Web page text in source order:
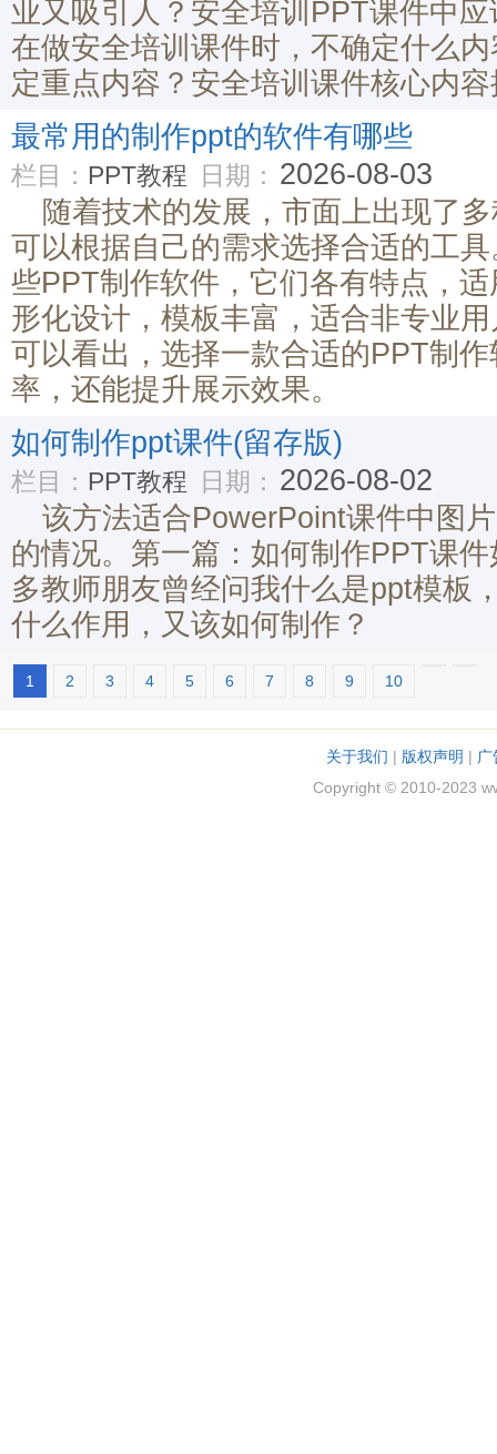
业又吸引人？安全培训PPT课件中
在做安全培训课件时，不确定什么
定重点内容？安全培训课件核心内
最常用的制作ppt的软件有哪些
栏目： PPT教程 日期： 2026-08-03
随着技术的发展，市面上出现了
可以根据自己的需求选择合适的工
些PPT制作软件，它们各有特点，
形化设计，模板丰富，适合非专业
可以看出，选择一款合适的PPT制
率，还能提升展示效果。
如何制作ppt课件(留存版)
栏目： PPT教程 日期： 2026-08-02
该方法适合PowerPoint课件中图
的情况。第一篇：如何制作PPT课
多教师朋友曾经问我什么是ppt模板
什么作用，又该如何制作？
1 2 3 4 5 6 7 8 9 10
关于我们 | 版权声明 |
Copyright © 2010-2023